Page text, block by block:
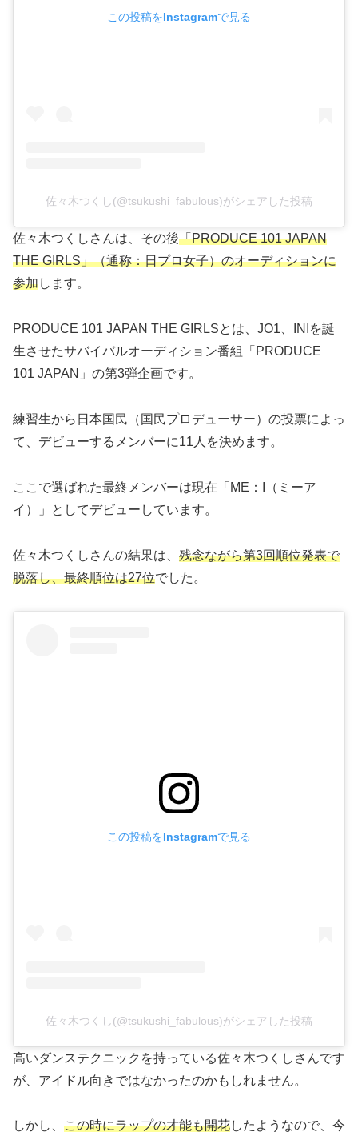
この投稿をInstagramで見る
佐々木つくし(@tsukushi_fabulous)がシェアした投稿
佐々木つくしさんは、その後「PRODUCE 101 JAPAN
THE GIRLS」（通称：日プロ女子）のオーディションに
参加します。
PRODUCE 101 JAPAN THE GIRLSとは、JO1、INIを誕
生させたサバイバルオーディション番組「PRODUCE
101 JAPAN」の第3弾企画です。
練習生から日本国民（国民プロデューサー）の投票によっ
て、デビューするメンバーに11人を決めます。
ここで選ばれた最終メンバーは現在「ME：I（ミーア
イ）」としてデビューしています。
佐々木つくしさんの結果は、 残念ながら第3回順位発表で
脱落し、最終順位は27位でした。
この投稿をInstagramで見る
佐々木つくし(@tsukushi_fabulous)がシェアした投稿
高いダンステクニックを持っている佐々木つくしさんです
が、アイドル向きではなかったのかもしれません。
しかし、 この時にラップの才能も開花したようなので、今